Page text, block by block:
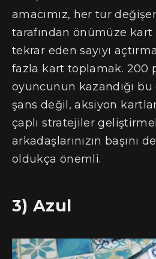
amacımız, her tur değişen
tarafından önümüze kart
tekrar eden sayıyı
fazla kart toplamak. 200
oyuncunun kazandığı bu
şans değil, aksiyon
çaplı stratejiler
arkadaşlarınızın başını
oldukça önemli.
3) Azul